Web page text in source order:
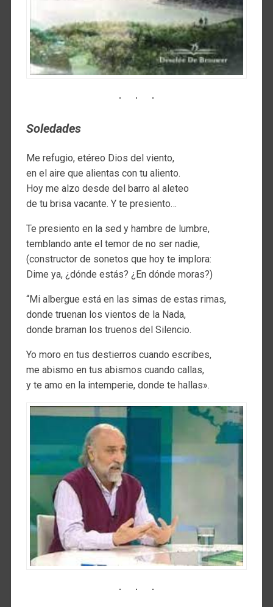
Soledades
Me refugio, etéreo Dios del viento,
en el aire que alientas con tu aliento.
Hoy me alzo desde del barro al aleteo
de tu brisa vacante. Y te presiento…
Te presiento en la sed y hambre de lumbre,
temblando ante el temor de no ser nadie,
(constructor de sonetos que hoy te implora:
Dime ya, ¿dónde estás? ¿En dónde moras?)
“Mi albergue está en las simas de estas rimas,
donde truenan los vientos de la Nada,
donde braman los truenos del Silencio.
Yo moro en tus destierros cuando escribes,
me abismo en tus abismos cuando callas,
y te amo en la intemperie, donde te hallas».